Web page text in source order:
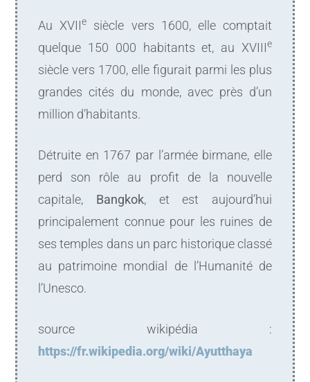
Au XVIIe
siècle vers 1600, elle comptait
quelque 150 000 habitants et, au XVIIIe
siècle vers 1700, elle figurait parmi les plus
grandes cités du monde, avec près d’un
million d’habitants.
Détruite en 1767 par l’armée birmane, elle
perd son rôle au profit de la nouvelle
capitale, Bangkok, et est aujourd’hui
principalement connue pour les ruines de
ses temples dans un parc historique classé
au patrimoine mondial de l’Humanité de
l’Unesco.
source wikipédia :
https://fr.wikipedia.org/wiki/Ayutthaya